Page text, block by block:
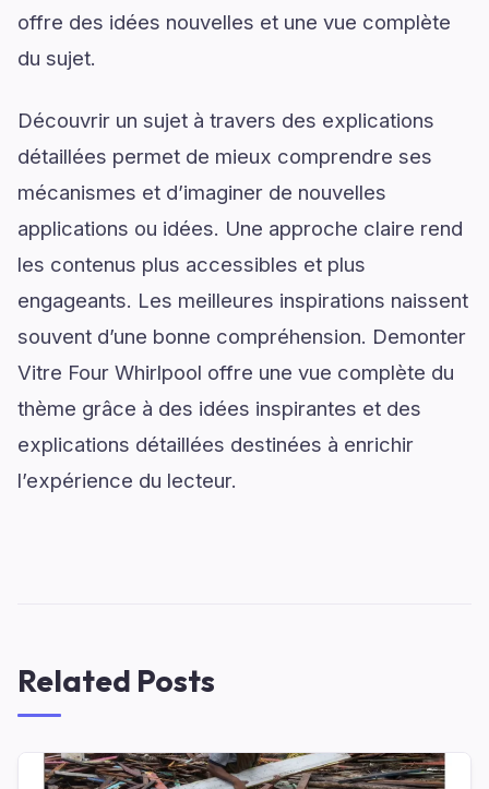
offre des idées nouvelles et une vue complète
du sujet.
Découvrir un sujet à travers des explications
détaillées permet de mieux comprendre ses
mécanismes et d’imaginer de nouvelles
applications ou idées. Une approche claire rend
les contenus plus accessibles et plus
engageants. Les meilleures inspirations naissent
souvent d’une bonne compréhension. Demonter
Vitre Four Whirlpool offre une vue complète du
thème grâce à des idées inspirantes et des
explications détaillées destinées à enrichir
l’expérience du lecteur.
Related Posts